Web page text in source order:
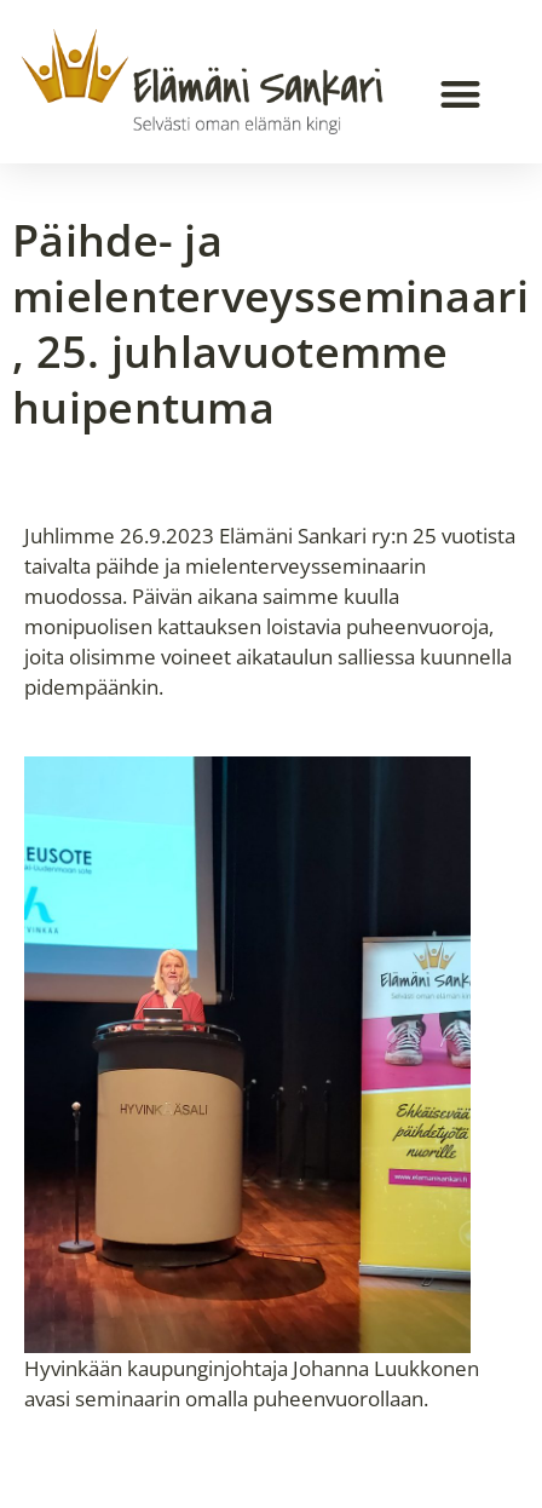
Päihde- ja
mielenterveysseminaari
, 25. juhlavuotemme
huipentuma
Juhlimme 26.9.2023 Elämäni Sankari ry:n 25 vuotista
taivalta päihde ja mielenterveysseminaarin
muodossa. Päivän aikana saimme kuulla
monipuolisen kattauksen loistavia puheenvuoroja,
joita olisimme voineet aikataulun salliessa kuunnella
pidempäänkin.
Hyvinkään kaupunginjohtaja Johanna Luukkonen
avasi seminaarin omalla puheenvuorollaan.